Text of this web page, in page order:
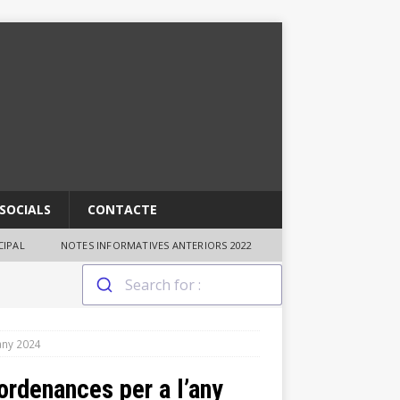
CONTACTE
NOTES INFORMATIVES ANTERIORS 2022
2024
per a l’any